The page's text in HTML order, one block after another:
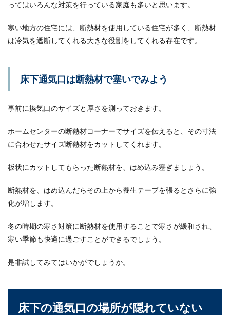
ってはいろんな対策を行っている家庭も多いと思います。
寒い地方の住宅には、断熱材を使用している住宅が多く、断熱材
は冷気を遮断してくれる大きな役割をしてくれる存在です。
床下通気口は断熱材で塞いでみよう
事前に換気口のサイズと厚さを測っておきます。
ホームセンターの断熱材コーナーでサイズを伝えると、その寸法
に合わせたサイズ断熱材をカットしてくれます。
板状にカットしてもらった断熱材を、はめ込み塞ぎましょう。
断熱材を、はめ込んだらその上から養生テープを張るとさらに強
化が増します。
冬の時期の寒さ対策に断熱材を使用することで寒さが緩和され、
寒い季節も快適に過ごすことができるでしょう。
是非試してみてはいかがでしょうか。
床下の通気口の場所が隠れていない